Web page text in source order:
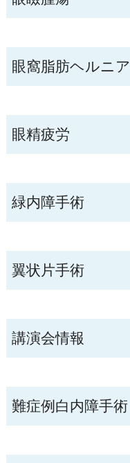
眼窩脂肪ヘルニア
眼精疲労
緑内障手術
翼状片手術
講演会情報
難症例白内障手術